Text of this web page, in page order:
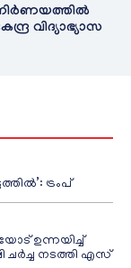
വിദ്യാഭ്യാസ
ട്രംപ്
ഉന്നയിച്ച്
ചർച്ച നടത്തി എസ്